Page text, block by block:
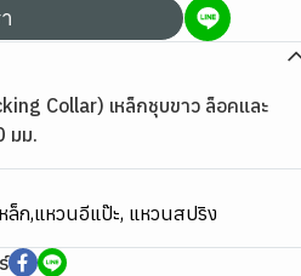
Collar) เหล็กชุบขาว ล็อคและ
มม.
ล็ก,แหวนอีแป๊ะ, แหวนสปริง